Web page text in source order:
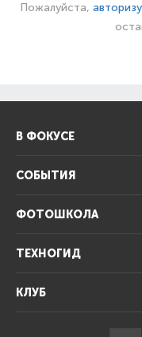
Пожалуйста,
В ФОКУСЕ
СОБЫТИЯ
ФОТОШКОЛА
ТЕХНОГИД
КЛУБ